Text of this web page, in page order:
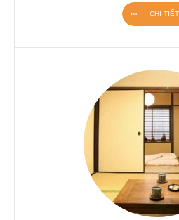
CHI TIẾT